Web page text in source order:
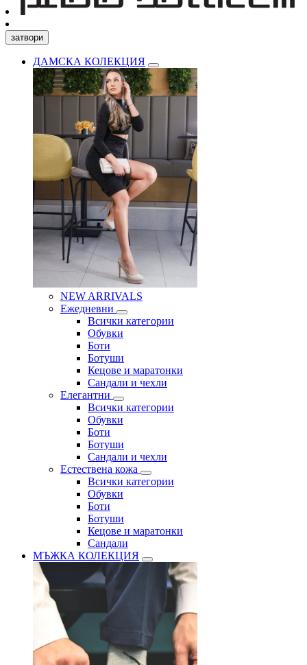
затвори
ДАМСКА КОЛЕКЦИЯ
NEW ARRIVALS
Ежедневни
Всички категории
Обувки
Боти
Ботуши
Кецове и маратонки
Сандали и чехли
Елегантни
Всички категории
Обувки
Боти
Ботуши
Сандали и чехли
Естествена кожа
Всички категории
Обувки
Боти
Ботуши
Кецове и маратонки
Сандали
МЪЖКА КОЛЕКЦИЯ